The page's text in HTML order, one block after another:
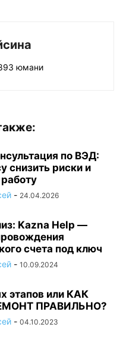
юмани
по ВЭД:
снизить риски и
- 24.04.2026
Kazna Help —
счета под ключ
- 10.09.2024
этапов или КАК
ПРАВИЛЬНО?
- 04.10.2023